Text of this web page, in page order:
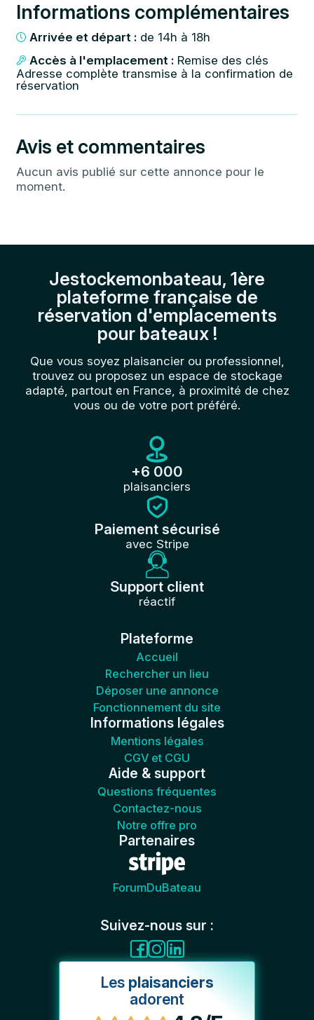
Informations complémentaires
Arrivée et départ : de 14h à 18h
Accès à l'emplacement : Remise des clés
Adresse complète transmise à la confirmation de
réservation
Avis et commentaires
Aucun avis publié sur cette annonce pour le
moment.
Jestockemonbateau, 1ère
plateforme française de
réservation d'emplacements
pour bateaux !
Que vous soyez plaisancier ou professionnel,
trouvez ou proposez un espace de stockage
adapté, partout en France, à proximité de chez
vous ou de votre port préféré.
+6 000
plaisanciers
Paiement sécurisé
avec Stripe
Support client
réactif
Plateforme
Accueil
Rechercher un lieu
Déposer une annonce
Fonctionnement du site
Informations légales
Mentions légales
CGV et CGU
Aide & support
Questions fréquentes
Contactez-nous
Notre offre pro
Partenaires
ForumDuBateau
Suivez-nous sur :
Les plaisanciers
adorent